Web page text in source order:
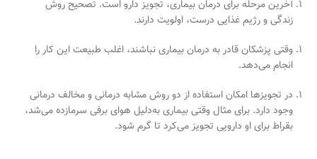
آخرین مرحله برای درمان بیماری، تجویز دارو است. تصحیح روش
زندگی و رژیم غذایی درست، اولویت دارند.
وقتی پزشکان قادر به درمان بیماری نباشند، اغلب طبیعت این کار را
انجام می‌دهد.
در تجویز‌ها امکان استفاده از دو روش مشابه درمانی و مخالف درمانی
وجود دارد. برای مثال وقتی بیماری به‌دلیل هوای برفی سرما‌زده می‌شد،
بقراط برای او دارویی تجویز می‌کرد تا گرم شود.